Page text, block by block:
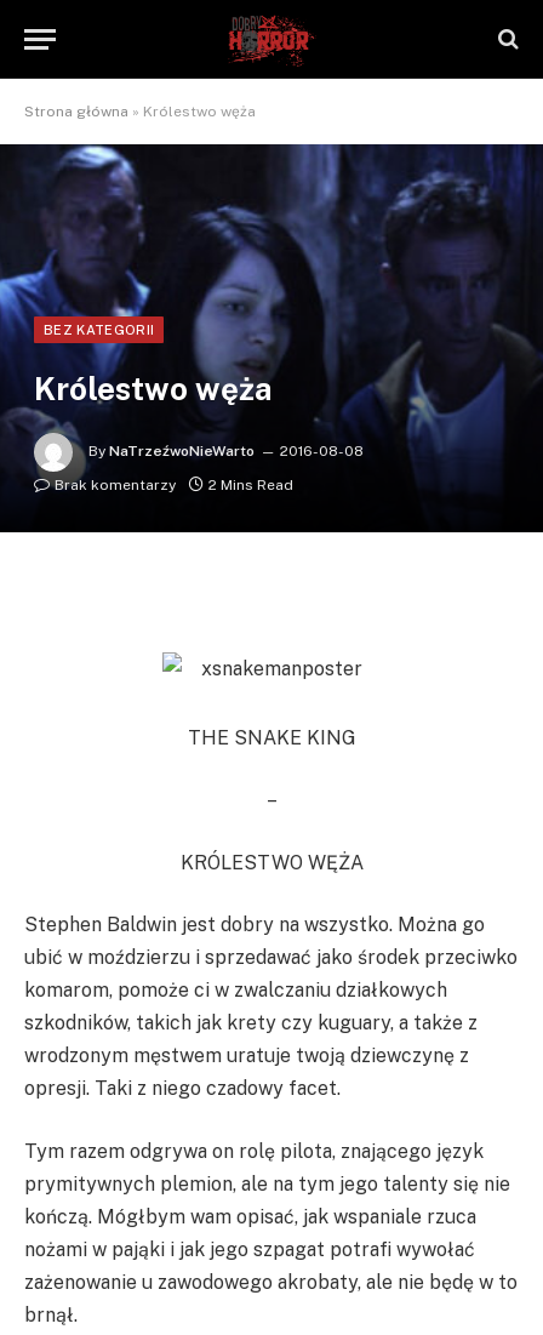
Strona główna » Królestwo węża
BEZ KATEGORII
Królestwo węża
By NaTrzeźwoNieWarto
2016-08-08
Brak komentarzy
2 Mins Read
THE SNAKE KING
–
KRÓLESTWO WĘŻA
Stephen Baldwin jest dobry na wszystko. Można go
ubić w moździerzu i sprzedawać jako środek przeciwko
komarom, pomoże ci w zwalczaniu działkowych
szkodników, takich jak krety czy kuguary, a także z
wrodzonym męstwem uratuje twoją dziewczynę z
opresji. Taki z niego czadowy facet.
Tym razem odgrywa on rolę pilota, znającego język
prymitywnych plemion, ale na tym jego talenty się nie
kończą. Mógłbym wam opisać, jak wspaniale rzuca
nożami w pająki i jak jego szpagat potrafi wywołać
zażenowanie u zawodowego akrobaty, ale nie będę w to
brnął.